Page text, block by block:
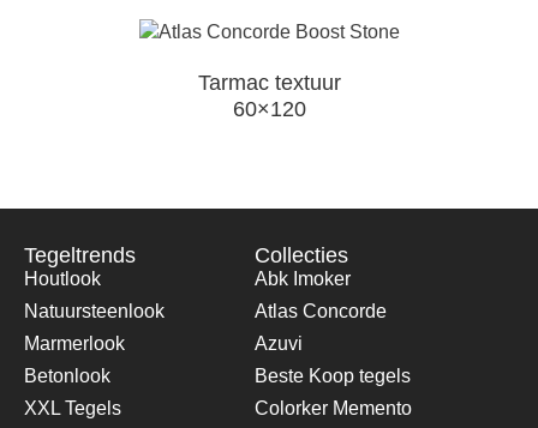
Tarmac textuur
60×120
Tegeltrends
Houtlook
Natuursteenlook
Marmerlook
Betonlook
XXL Tegels
Collecties
Abk Imoker
Atlas Concorde
Azuvi
Beste Koop tegels
Colorker Memento